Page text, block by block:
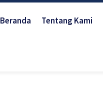
Beranda Tentang Kami